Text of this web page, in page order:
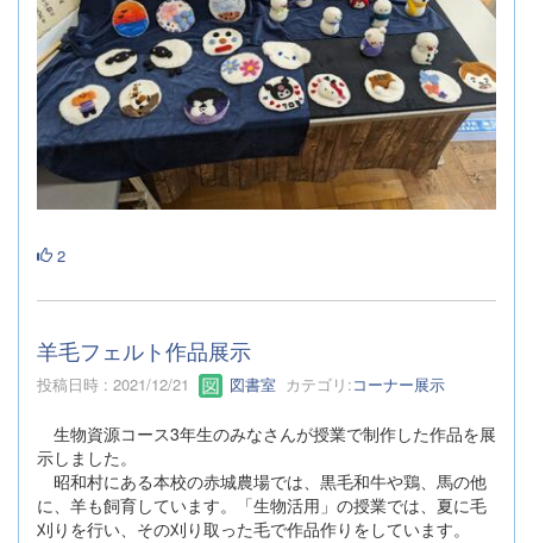
2
羊毛フェルト作品展示
投稿日時 : 2021/12/21 図書室 カテゴリ:コーナー展示
生物資源コース3年生のみなさんが授業で制作した作品を展
示しました。
昭和村にある本校の赤城農場では、黒毛和牛や鶏、馬の他
に、羊も飼育しています。「生物活用」の授業では、夏に毛
刈りを行い、その刈り取った毛で作品作りをしています。